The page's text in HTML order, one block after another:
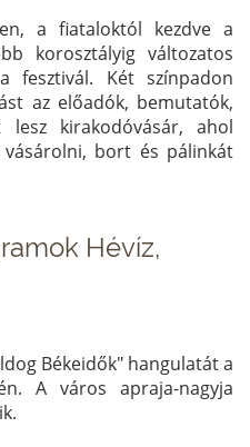
a fiataloktól kezdve a
korosztályig változatos
Két színpadon
az előadók, bemutatók,
lesz kirakodóvásár, ahol
bort és pálinkát
Hévíz,
Békeidők" hangulatát a
A város apraja-nagyja